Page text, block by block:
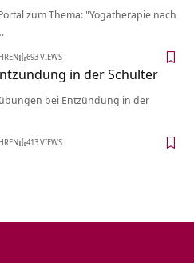
zum Thema: "Yogatherapie nach
693 VIEWS
in der Schulter
bei Entzündung in der
413 VIEWS